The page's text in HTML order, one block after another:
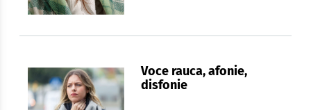
Voce rauca, afonie,
disfonie